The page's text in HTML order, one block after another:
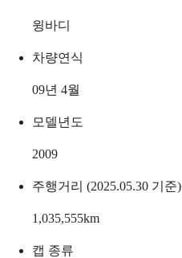
윙바디
차량연식
09년 4월
모델년도
2009
주행거리 (2025.05.30 기준)
1,035,555km
캡 종류